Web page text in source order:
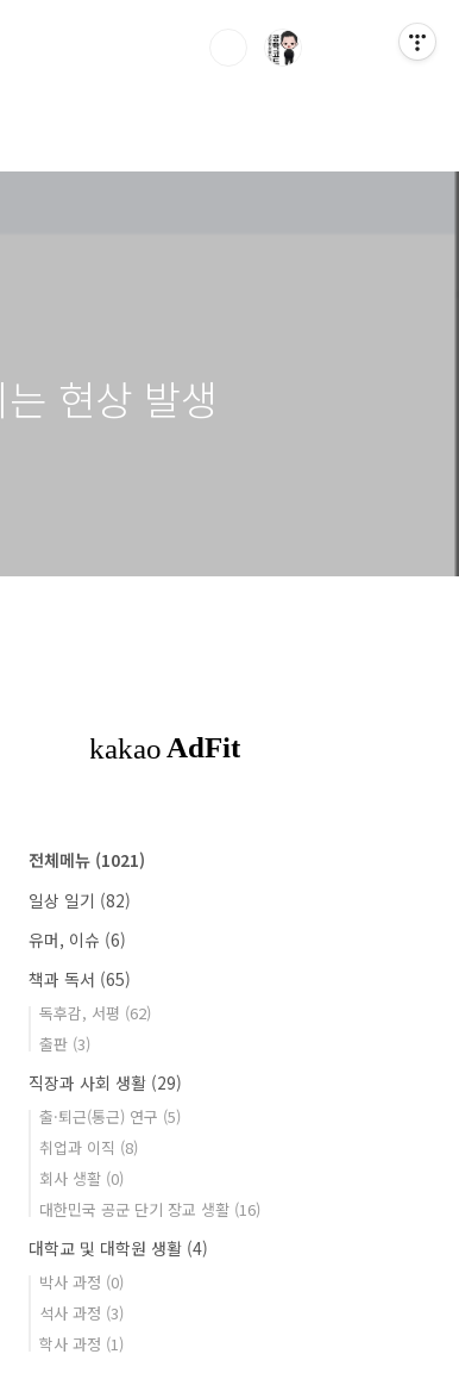
현상 발생
전체메뉴 (1021)
일상 일기 (82)
유머, 이슈 (6)
책과 독서 (65)
독후감, 서평 (62)
출판 (3)
직장과 사회 생활 (29)
출·퇴근(통근) 연구 (5)
취업과 이직 (8)
회사 생활 (0)
대한민국 공군 단기 장교 생활 (16)
대학교 및 대학원 생활 (4)
박사 과정 (0)
석사 과정 (3)
학사 과정 (1)